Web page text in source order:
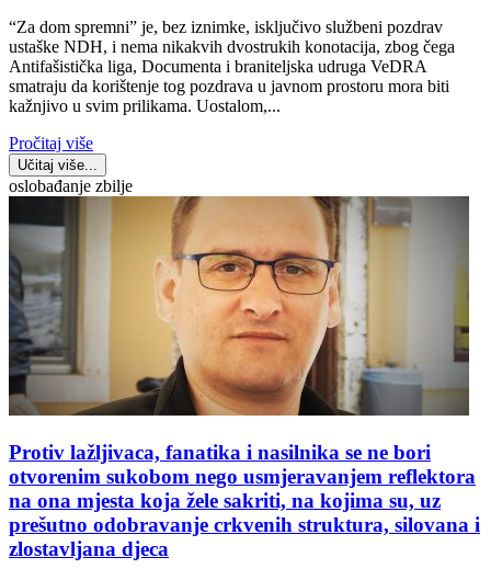
“Za dom spremni” je, bez iznimke, isključivo službeni pozdrav
ustaške NDH, i nema nikakvih dvostrukih konotacija, zbog čega
Antifašistička liga, Documenta i braniteljska udruga VeDRA
smatraju da korištenje tog pozdrava u javnom prostoru mora biti
kažnjivo u svim prilikama. Uostalom,...
Pročitaj više
Učitaj više...
oslobađanje zbilje
Protiv lažljivaca, fanatika i nasilnika se ne bori
otvorenim sukobom nego usmjeravanjem reflektora
na ona mjesta koja žele sakriti, na kojima su, uz
prešutno odobravanje crkvenih struktura, silovana i
zlostavljana djeca